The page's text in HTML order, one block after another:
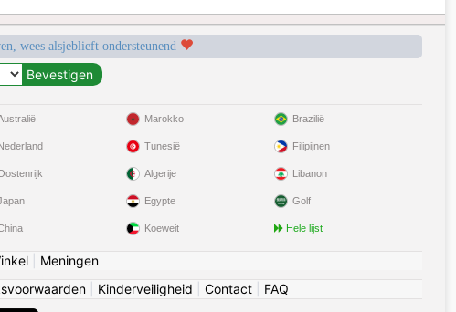
wees alsjeblieft ondersteunend
Marokko
Tunesië
Algerije
Egypte
Koeweit
Brazilië
Filipijnen
Libanon
Golf
Hele lijst
| Meningen
Kinderveiligheid Contact FAQ